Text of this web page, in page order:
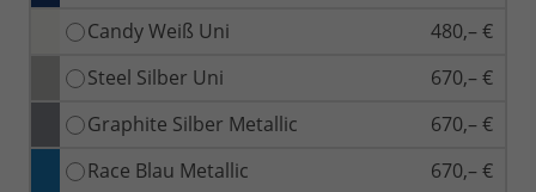
Candy Weiß Uni
480,– €
Steel Silber Uni
670,– €
Graphite Silber Metallic
670,– €
Race Blau Metallic
670,– €